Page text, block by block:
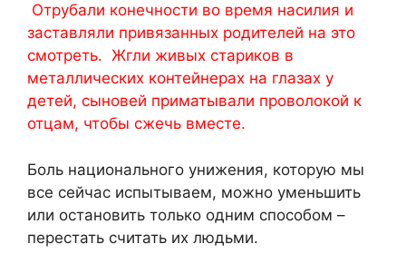
Отрубали конечности во время насилия и
заставляли привязанных родителей на это
смотреть. Жгли живых стариков в
металлических контейнерах на глазах у
детей, сыновей приматывали проволокой к
отцам, чтобы сжечь вместе.
Боль национального унижения, которую мы
все сейчас испытываем, можно уменьшить
или остановить только одним способом –
перестать считать их людьми.